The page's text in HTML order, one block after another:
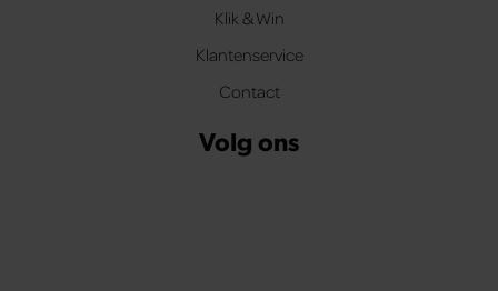
Klik & Win
Klantenservice
Contact
Volg ons